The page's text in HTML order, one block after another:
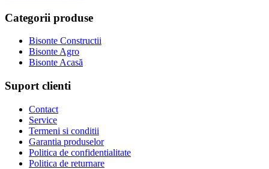
Categorii produse
Bisonte Constructii
Bisonte Agro
Bisonte Acasă
Suport clienti
Contact
Service
Termeni si conditii
Garantia produselor
Politica de confidentialitate
Politica de returnare